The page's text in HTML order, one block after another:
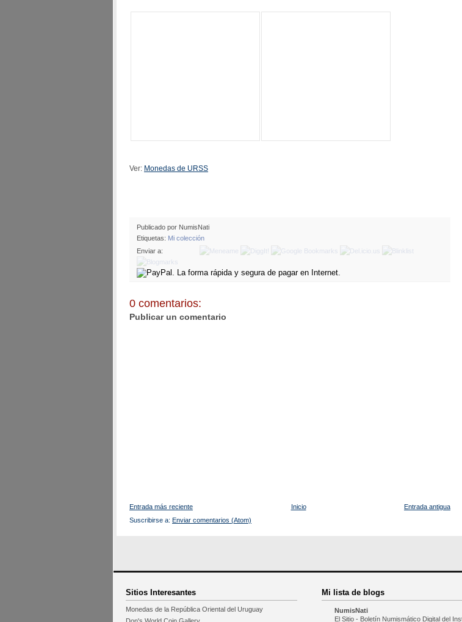
Ver: Monedas de URSS
Publicado por NumisNati
Etiquetas: Mi colección
Enviar a:
0 comentarios:
Publicar un comentario
Entrada más reciente Entrada antigua
Inicio
Suscribirse a: Enviar comentarios (Atom)
Sitios Interesantes
Monedas de la República Oriental del Uruguay
Mi lista de blogs
NumisNati
El Sitio - Boletín Numismático Digital del